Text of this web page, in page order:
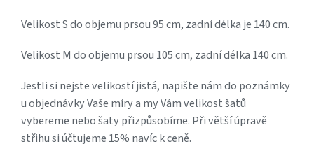
Velikost S do objemu prsou 95 cm, zadní délka je 140 cm.
Velikost M do objemu prsou 105 cm, zadní délka 140 cm.
Jestli si nejste velikostí jistá, napište nám do poznámky
u objednávky Vaše míry a my Vám velikost šatů
vybereme nebo šaty přizpůsobíme. Při větší úpravě
střihu si účtujeme 15% navíc k ceně.